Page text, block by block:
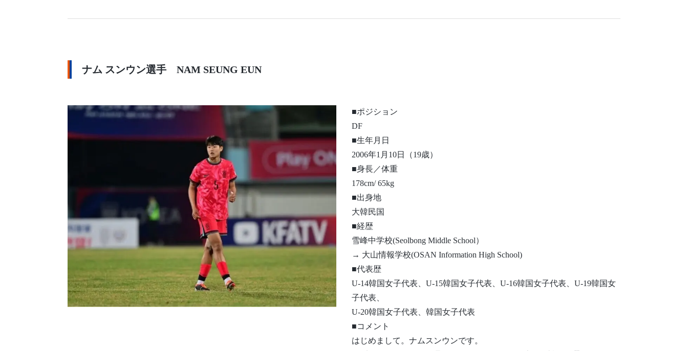
ナム スンウン選手 NAM SEUNG EUN
■ポジション
DF
■生年月日
2006年1月10日（19歳）
■身長／体重
178cm/ 65kg
■出身地
大韓民国
■経歴
雪峰中学校(Seolbong Middle School）
→ 大山情報学校(OSAN Information High School)
■代表歴
U-14韓国女子代表、U-15韓国女子代表、U-16韓国女子代表、U-19韓国女
子代表、
U-20韓国女子代表、韓国女子代表
■コメント
はじめまして。ナムスンウンです。